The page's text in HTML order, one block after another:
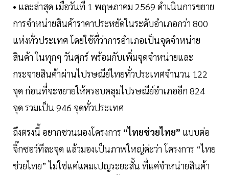
• และล่าสุด เมื่อวันที่ 1 พฤษภาคม 2569 ดำเนินการขยาย
การจำหน่ายสินค้าราคาประหยัดในระดับอำเภอกว่า 800
แห่งทั่วประเทศ โดยใช้ที่ว่าการอำเภอเป็นจุดจำหน่าย
สินค้า ในทุกๆ วันศุกร์ พร้อมกับเพิ่มจุดจำหน่ายและ
กระจายสินค้าผ่านไปรษณีย์ไทยทั่วประเทศจำนวน 122
จุด ก่อนที่จะขยายให้ครอบคลุมไปรษณีย์อำเภออีก 824
จุด รวมเป็น 946 จุดทั่วประเทศ
ถึงตรงนี้ อยากชวนมองโครงการ “ไทยช่วยไทย” แบบต่อ
จิ๊กซอว์ทีละจุด แล้วมองเป็นภาพใหญ่ค่ะว่า โครงการ “ไทย
ช่วยไทย” ไม่ใช่แค่แคมเปญระยะสั้น ที่แค่จำหน่ายสินค้า